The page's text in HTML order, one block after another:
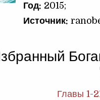
Год: 2015;
Источник:
Главы 1-